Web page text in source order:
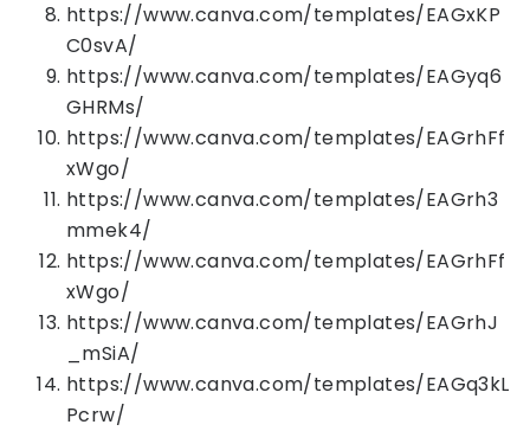
https://www.canva.com/templates/EAGxKP
C0svA/
https://www.canva.com/templates/EAGyq6
GHRMs/
https://www.canva.com/templates/EAGrhFf
xWgo/
https://www.canva.com/templates/EAGrh3
mmek4/
https://www.canva.com/templates/EAGrhFf
xWgo/
https://www.canva.com/templates/EAGrhJ
_mSiA/
https://www.canva.com/templates/EAGq3kL
Pcrw/